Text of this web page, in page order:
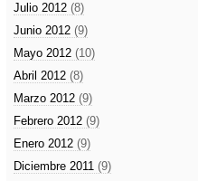
Julio 2012 (8)
Junio 2012 (9)
Mayo 2012 (10)
Abril 2012 (8)
Marzo 2012 (9)
Febrero 2012 (9)
Enero 2012 (9)
Diciembre 2011 (9)